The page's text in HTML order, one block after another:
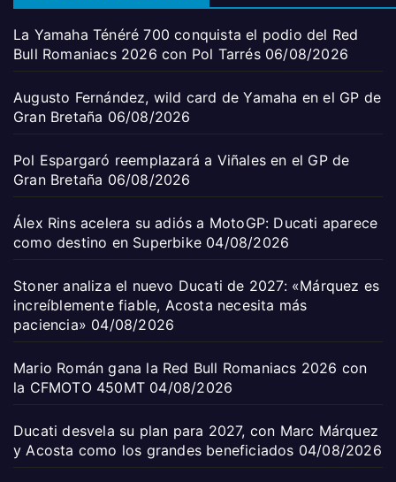
La Yamaha Ténéré 700 conquista el podio del Red
Bull Romaniacs 2026 con Pol Tarrés 06/08/2026
Augusto Fernández, wild card de Yamaha en el GP de
Gran Bretaña 06/08/2026
Pol Espargaró reemplazará a Viñales en el GP de
Gran Bretaña 06/08/2026
Álex Rins acelera su adiós a MotoGP: Ducati aparece
como destino en Superbike 04/08/2026
Stoner analiza el nuevo Ducati de 2027: «Márquez es
increíblemente fiable, Acosta necesita más
paciencia» 04/08/2026
Mario Román gana la Red Bull Romaniacs 2026 con
la CFMOTO 450MT 04/08/2026
Ducati desvela su plan para 2027, con Marc Márquez
y Acosta como los grandes beneficiados 04/08/2026